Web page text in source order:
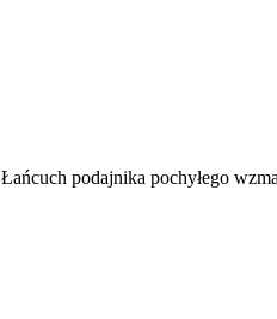
Łańcuch podajnika pochyłego